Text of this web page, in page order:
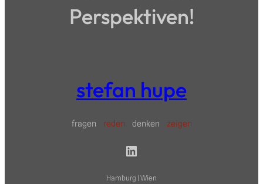
Perspektiven!
stefan hupe
fragen reden denken zeigen
LinkedIn
Hamburg | Wien